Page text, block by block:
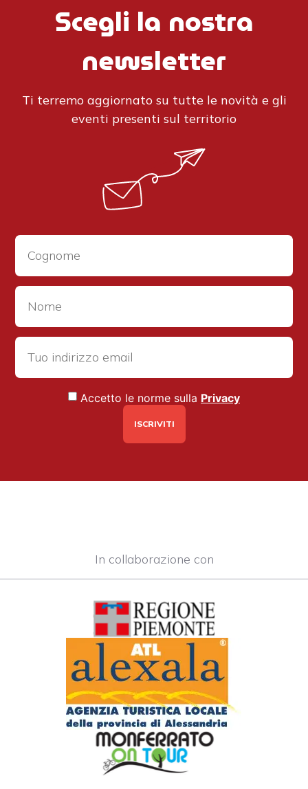
Scegli la nostra
newsletter
Ti terremo aggiornato su tutte le novità e gli
eventi presenti sul territorio
Accetto le norme sulla Privacy
In collaborazione con